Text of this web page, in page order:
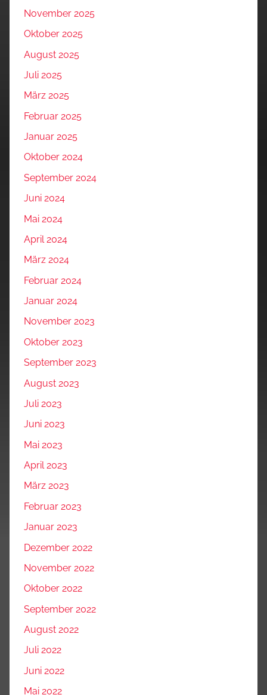
November 2025
Oktober 2025
August 2025
Juli 2025
März 2025
Februar 2025
Januar 2025
Oktober 2024
September 2024
Juni 2024
Mai 2024
April 2024
März 2024
Februar 2024
Januar 2024
November 2023
Oktober 2023
September 2023
August 2023
Juli 2023
Juni 2023
Mai 2023
April 2023
März 2023
Februar 2023
Januar 2023
Dezember 2022
November 2022
Oktober 2022
September 2022
August 2022
Juli 2022
Juni 2022
Mai 2022